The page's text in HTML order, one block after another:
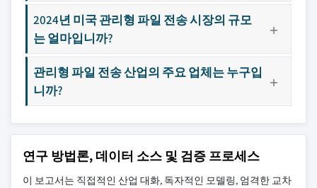
2024년 미국 관리형 파일 전송 시장의 규모
는 얼마입니까?
관리형 파일 전송 산업의 주요 업체는 누구입
니까?
연구 방법론, 데이터 소스 및 검증 프로세스
이 보고서는 직접적인 산업 대화, 독자적인 모델링, 엄격한 교차